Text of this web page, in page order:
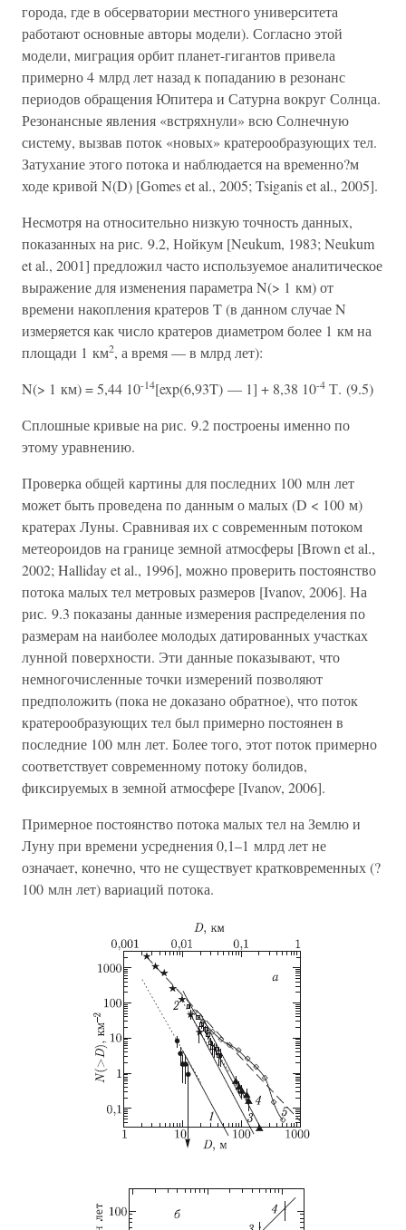
города, где в обсерватории местного университета
работают основные авторы модели). Согласно этой
модели, миграция орбит планет-гигантов привела
примерно 4 млрд лет назад к попаданию в резонанс
периодов обращения Юпитера и Сатурна вокруг Солнца.
Резонансные явления «встряхнули» всю Солнечную
систему, вызвав поток «новых» кратерообразующих тел.
Затухание этого потока и наблюдается на временно?м
ходе кривой N(D) [Gomes et al., 2005; Tsiganis et al., 2005].
Несмотря на относительно низкую точность данных,
показанных на рис. 9.2, Нойкум [Neukum, 1983; Neukum
et al., 2001] предложил часто используемое аналитическое
выражение для изменения параметра N(> 1 км) от
времени накопления кратеров T (в данном случае N
измеряется как число кратеров диаметром более 1 км на
площади 1 км2, а время — в млрд лет):
N(> 1 км) = 5,44 10-14[exp(6,93T) — 1] + 8,38 10-4 Т. (9.5)
Сплошные кривые на рис. 9.2 построены именно по
этому уравнению.
Проверка общей картины для последних 100 млн лет
может быть проведена по данным о малых (D < 100 м)
кратерах Луны. Сравнивая их с современным потоком
метеороидов на границе земной атмосферы [Brown et al.,
2002; Halliday et al., 1996], можно проверить постоянство
потока малых тел метровых размеров [Ivanov, 2006]. На
рис. 9.3 показаны данные измерения распределения по
размерам на наиболее молодых датированных участках
лунной поверхности. Эти данные показывают, что
немногочисленные точки измерений позволяют
предположить (пока не доказано обратное), что поток
кратерообразующих тел был примерно постоянен в
последние 100 млн лет. Более того, этот поток примерно
соответствует современному потоку болидов,
фиксируемых в земной атмосфере [Ivanov, 2006].
Примерное постоянство потока малых тел на Землю и
Луну при времени усреднения 0,1–1 млрд лет не
означает, конечно, что не существует кратковременных (?
100 млн лет) вариаций потока.